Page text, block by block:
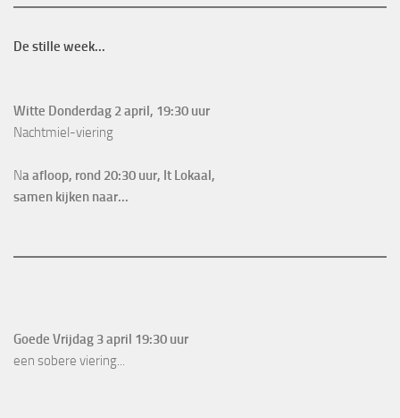
De stille week...
Witte Donderdag 2 april, 19:30 uur
Nachtmiel-viering
Na afloop, rond 20:30 uur, It Lokaal,
samen kijken naar...
Goede Vrijdag 3 april 19:30 uur
een sobere viering...